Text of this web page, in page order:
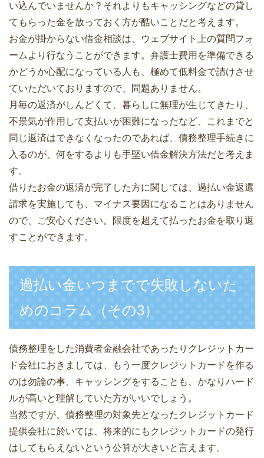
い込んでいませんか？それよりもキャッシングなどの貸し
てもらった金を放っておく方が酷いことだと考えます。
お金が掛からない借金相談は、ウェブサイト上の質問フォ
ームより行なうことができます。弁護士費用を準備できる
かどうか心配になっている人も、極めて低料金で請けさせ
ていただいておりますので、問題ありません。
月毎の返済がしんどくて、暮らしに無理が生じてきたり、
不景気が作用して支払いが困難になったなど、これまでと
同じ返済はできなくなったのであれば、債務整理手続きに
入るのが、何をするよりも手堅い借金解決方法だと考えま
す。
借りたお金の返済が完了した方に関しては、過払い金返還
請求を実施しても、マイナス要因になることはありません
ので、ご安心ください。限度を超えて払ったお金を取り返
すことができます。
過払い金いつまでで失敗しないた
めのコラム（その3）
債務整理をした消費者金融会社であったりクレジットカー
ド会社におきましては、もう一度クレジットカードを作る
のは勿論の事、キャッシングをすることも、かなりハード
ルが高いと理解していた方がいいでしょう。
当然ですが、債務整理の対象先となったクレジットカード
提供会社に於いては、将来的にもクレジットカードの発行
はしてもらえないという公算が大きいと言えます。